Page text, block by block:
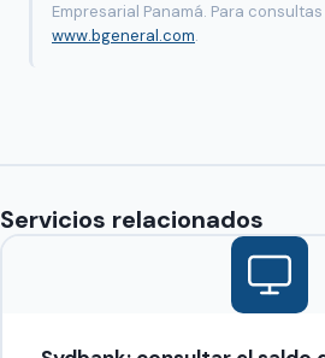
Empresarial Panamá. Para
www.bgeneral.com.
Servicios relacionados